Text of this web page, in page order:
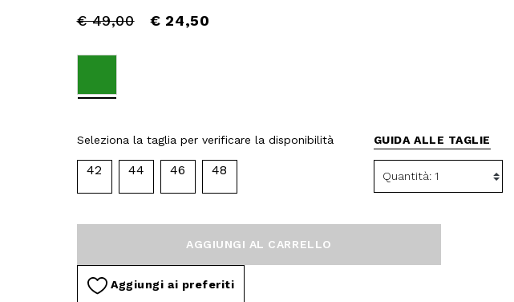
Price
from
€ 49,00to € 24,50
Seleziona la taglia per verificare la disponibilità GUIDA ALLE TAGLIE
42 44 46 48
AGGIUNGI AL CARRELLO
Aggiungi ai preferiti